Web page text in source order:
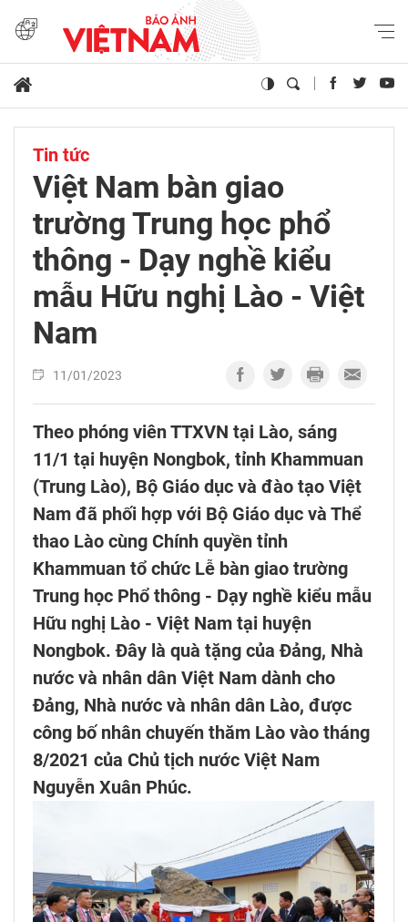
Tin tức
Việt Nam bàn giao
trường Trung học phổ
thông - Dạy nghề kiểu
mẫu Hữu nghị Lào - Việt
Nam
11/01/2023
Theo phóng viên TTXVN tại Lào, sáng
11/1 tại huyện Nongbok, tỉnh Khammuan
(Trung Lào), Bộ Giáo dục và đào tạo Việt
Nam đã phối hợp với Bộ Giáo dục và Thể
thao Lào cùng Chính quyền tỉnh
Khammuan tổ chức Lễ bàn giao trường
Trung học Phổ thông - Dạy nghề kiểu mẫu
Hữu nghị Lào - Việt Nam tại huyện
Nongbok. Đây là quà tặng của Đảng, Nhà
nước và nhân dân Việt Nam dành cho
Đảng, Nhà nước và nhân dân Lào, được
công bố nhân chuyến thăm Lào vào tháng
8/2021 của Chủ tịch nước Việt Nam
Nguyễn Xuân Phúc.